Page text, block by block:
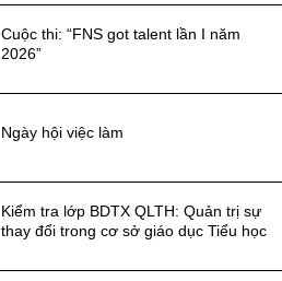
Cuộc thi: “FNS got talent lần I năm
2026”
Ngày hội việc làm
Kiểm tra lớp BDTX QLTH: Quản trị sự
thay đổi trong cơ sở giáo dục Tiểu học